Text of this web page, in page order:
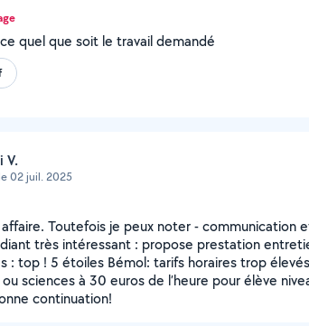
quel que soit le travail demandé
V.
02 juil. 2025
affaire. Toutefois je peux noter - communication
très intéressant : propose prestation
: top ! 5 étoiles Bémol: tarifs horaires trop
sciences à 30 euros de l’heure pour élève
continuation!